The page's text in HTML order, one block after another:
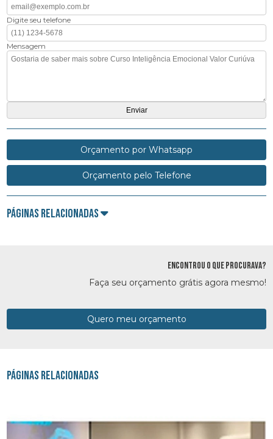
Digite seu telefone
Mensagem
Orçamento por Whatsapp
Orçamento pelo Telefone
Páginas Relacionadas
ENCONTROU O QUE PROCURAVA?
Faça seu orçamento grátis agora mesmo!
Quero meu orçamento
Páginas Relacionadas